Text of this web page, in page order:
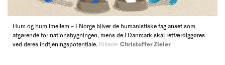
Hum og hum imellem – I Norge bliver de humanistiske fag anset som
afgørende for nationsbygningen, mens de i Danmark skal retfærdiggøres
ved deres indtjeningspotentiale. Billede: Christoffer Zieler